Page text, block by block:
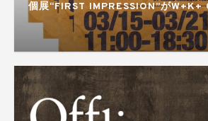
個展“FIRST IMPRESSION”が
催。